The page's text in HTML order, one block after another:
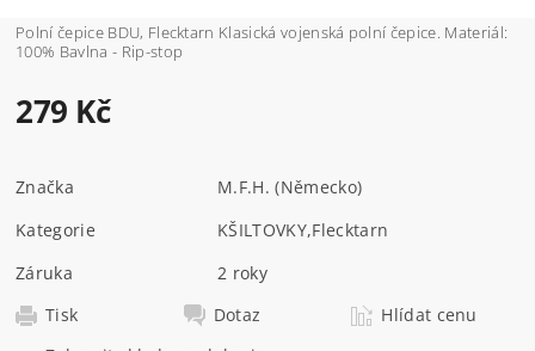
Polní čepice BDU, Flecktarn Klasická vojenská polní čepice. Materiál:
100% Bavlna - Rip-stop
279 Kč
Značka
M.F.H. (Německo)
Kategorie
KŠILTOVKY,Flecktarn
Záruka
2 roky
Tisk
Dotaz
Hlídat cenu